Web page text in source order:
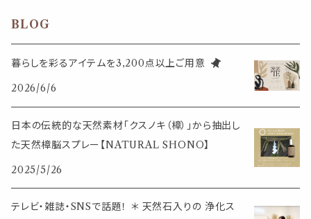
ミニサイズ
筆記用具
スマホアイテム
生活アイテム
ブレスレット
その他
BLOG
暮らしを彩るアイテムを3,200点以上ご用意
2026/6/6
日本の伝統的な天然素材「クスノキ（樟）」から抽出し
た天然樟脳スプレー【NATURAL SHONO】
2025/5/26
テレビ・雑誌・SNSで話題！ ＊ 天然石入りの 浄化ス